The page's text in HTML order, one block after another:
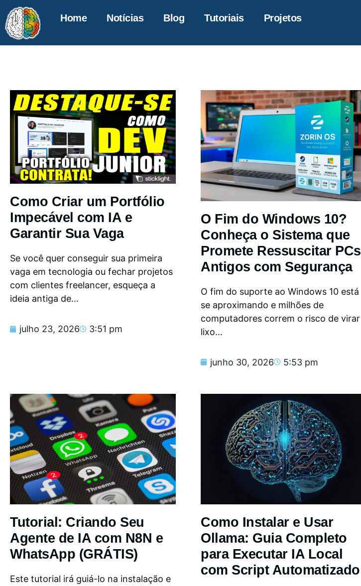
Home Notícias Blog Tutoriais Projetos
Como Criar um Portfólio
Impecável com IA e
Garantir Sua Vaga
Se você quer conseguir sua primeira
vaga em tecnologia ou fechar projetos
com clientes freelancer, esqueça a
ideia antiga de...
julho 23, 2026 3:51 pm
O Fim do Windows 10?
Conheça o Sistema que
Promete Ressuscitar PCs
Antigos com Segurança
O fim do suporte ao Windows 10 está
se aproximando e milhões de
computadores correm o risco de virar
lixo...
junho 30, 2026 5:53 pm
Tutorial: Criando Seu
Agente de IA com N8N e
WhatsApp (GRÁTIS)
Este tutorial irá guiá-lo na instalação e
Como Instalar e Usar
Ollama: Guia Completo
para Executar IA Local
com Script Automatizado